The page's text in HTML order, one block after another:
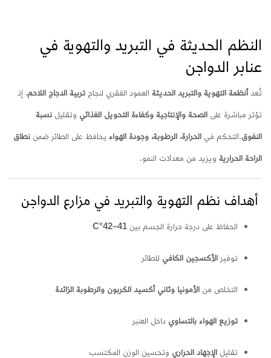
النظم الحديثة في التبريد والتهوية في
عنابر الدواجن
تُعدأنظمة التهوية والتبريد الحديثة العمود الفقري لنجاح تربية الدجاج اللاحم، إذ
تؤثر مباشرة على الصحة والإنتاجية وكفاءة التحويل الغذائي وتقليل نسبة
النفوق.التحكم في الحرارة، الرطوبة، وجودة الهواء يحافظ على الطائر ضمن نطاق
الراحة الحرارية ويزيد من معدلات النمو.
أهداف نظم التهوية والتبريد في مزارع الدواجن
الحفاظ على درجة حرارة الجسم بين 41–42°C
توفير الأكسجين الكافي للطائر
التخلص من الأمونيا وثاني أكسيد الكربون والرطوبة الزائدة
توزيع الهواء بالتساوي داخل العنبر
تقليل الإجهاد الحراري وتحسين الوزن المكتسب